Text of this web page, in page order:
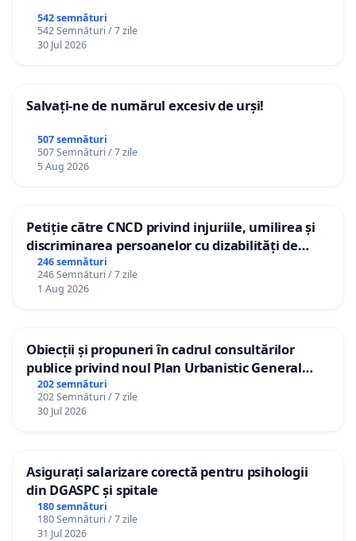
542 semnături
542 Semnături / 7 zile
30 Jul 2026
Salvați-ne de numărul excesiv de urși!
507 semnături
507 Semnături / 7 zile
5 Aug 2026
Petiție către CNCD privind injuriile, umilirea și
discriminarea persoanelor cu dizabilități de
către utilizatorul TikTok „Gorici”
246 semnături
246 Semnături / 7 zile
1 Aug 2026
Obiecții și propuneri în cadrul consultărilor
publice privind noul Plan Urbanistic General
(PUG) Ialoveni
202 semnături
202 Semnături / 7 zile
30 Jul 2026
Asigurați salarizare corectă pentru psihologii
din DGASPC și spitale
180 semnături
180 Semnături / 7 zile
31 Jul 2026